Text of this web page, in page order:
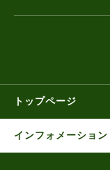
トップページ
インフォメーション